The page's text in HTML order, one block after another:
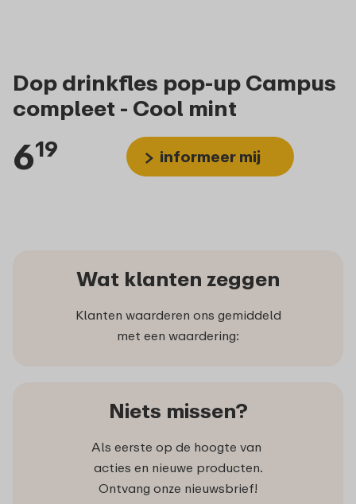
Dop drinkfles pop-up Campus
compleet - Cool mint
619 informeer mij
Wat klanten zeggen
Klanten waarderen ons gemiddeld
met een waardering:
Niets missen?
Als eerste op de hoogte van
acties en nieuwe producten.
Ontvang onze nieuwsbrief!